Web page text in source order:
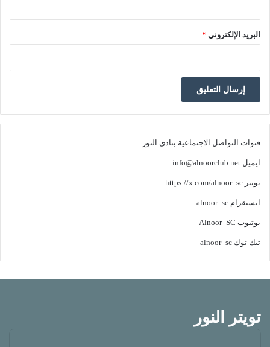
البريد الإلكتروني *
قنوات التواصل الاجتماعية بنادي النور:
ايميل info@alnoorclub.net
تويتر https://x.com/alnoor_sc
انستقرام alnoor_sc
يوتيوب Alnoor_SC
تيك توك alnoor_sc
تويتر النور